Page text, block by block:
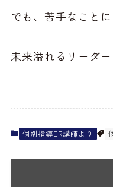
でも、苦手なことに
未来溢れるリーダ
個別指導ER講師より